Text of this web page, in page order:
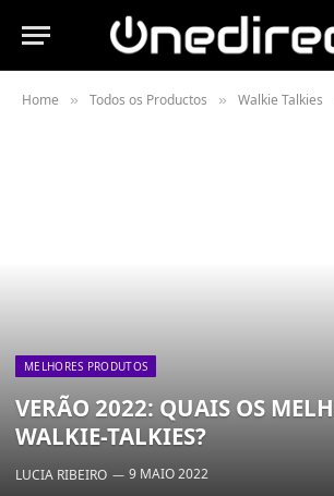
Home » Todos os Productos » Walkie Talkies
MELHORES PRODUTOS
VERÃO 2022: QUAIS OS
WALKIE-TALKIES?
LUCIA RIBEIRO 9 MAIO 2022